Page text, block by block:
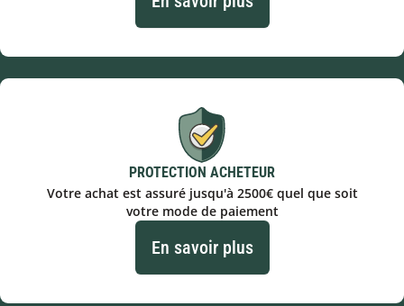
PROTECTION ACHETEUR
Votre achat est assuré jusqu'à 2500€ quel que soit
votre mode de paiement
En savoir plus